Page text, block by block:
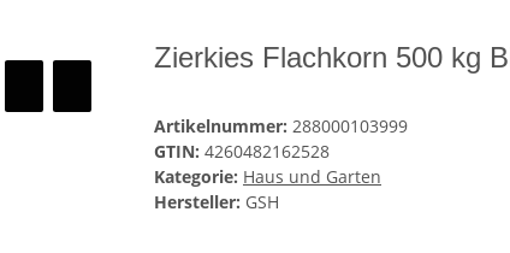
Zierkies Flachkorn 500 kg
Artikelnummer: 288000103999
GTIN: 4260482162528
Kategorie: Haus und Garten
Hersteller: GSH